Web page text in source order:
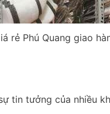
rẻ Phú Quang giao
tin tưởng của nhiều